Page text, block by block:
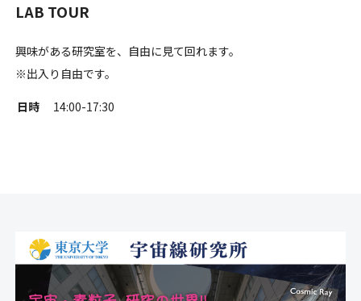
LAB TOUR
興味がある研究室を、自由に見て回れます。
※出入り自由です。
日時 14:00-17:30